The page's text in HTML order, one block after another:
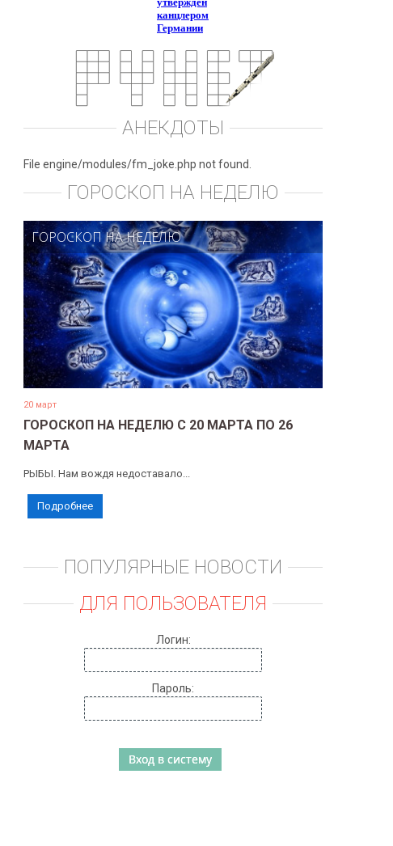
АНЕКДОТЫ
File engine/modules/fm_joke.php not found.
ГОРОСКОП НА НЕДЕЛЮ
ГОРОСКОП НА НЕДЕЛЮ
20 март
ГОРОСКОП НА НЕДЕЛЮ С 20 МАРТА ПО 26
МАРТА
РЫБЫ. Нам вождя недоставало...
Подробнее
ПОПУЛЯРНЫЕ НОВОСТИ
ДЛЯ ПОЛЬЗОВАТЕЛЯ
Логин:
Пароль: